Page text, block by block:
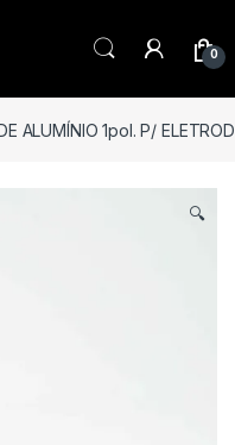
0
ALUMÍNIO 1pol. P/
🔍